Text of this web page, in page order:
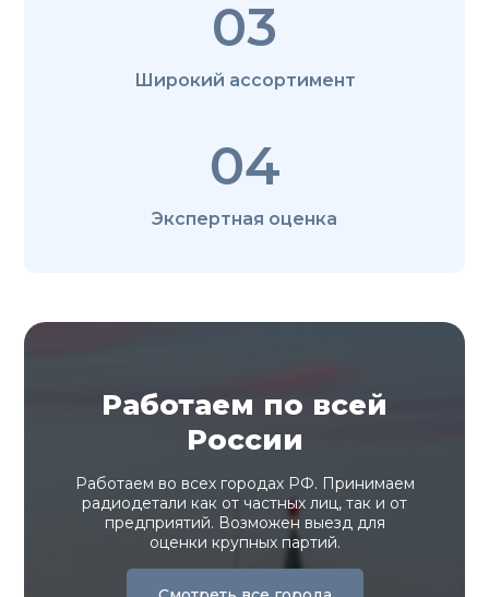
03
Широкий ассортимент
04
Экспертная оценка
Работаем по всей
России
Работаем во всех городах РФ. Принимаем
радиодетали как от частных лиц, так и от
предприятий. Возможен выезд для
оценки крупных партий.